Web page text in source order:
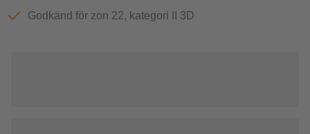
Godkänd för zon 22, kategori II 3D